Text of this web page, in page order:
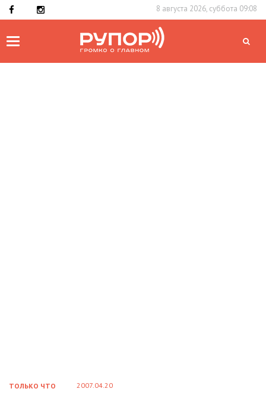
8 августа 2026, суббота 09:08
Toggle
ТОЛЬКО ЧТО 2007.04.20